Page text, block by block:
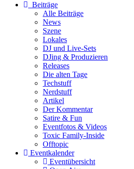
Beiträge
Alle Beiträge
News
Szene
Lokales
DJ und Live-Sets
DJing & Produzieren
Releases
Die alten Tage
Techstuff
Nerdstuff
Artikel
Der Kommentar
Satire & Fun
Eventfotos & Videos
Toxic Family-Inside
Offtopic
Eventkalender
Eventübersicht